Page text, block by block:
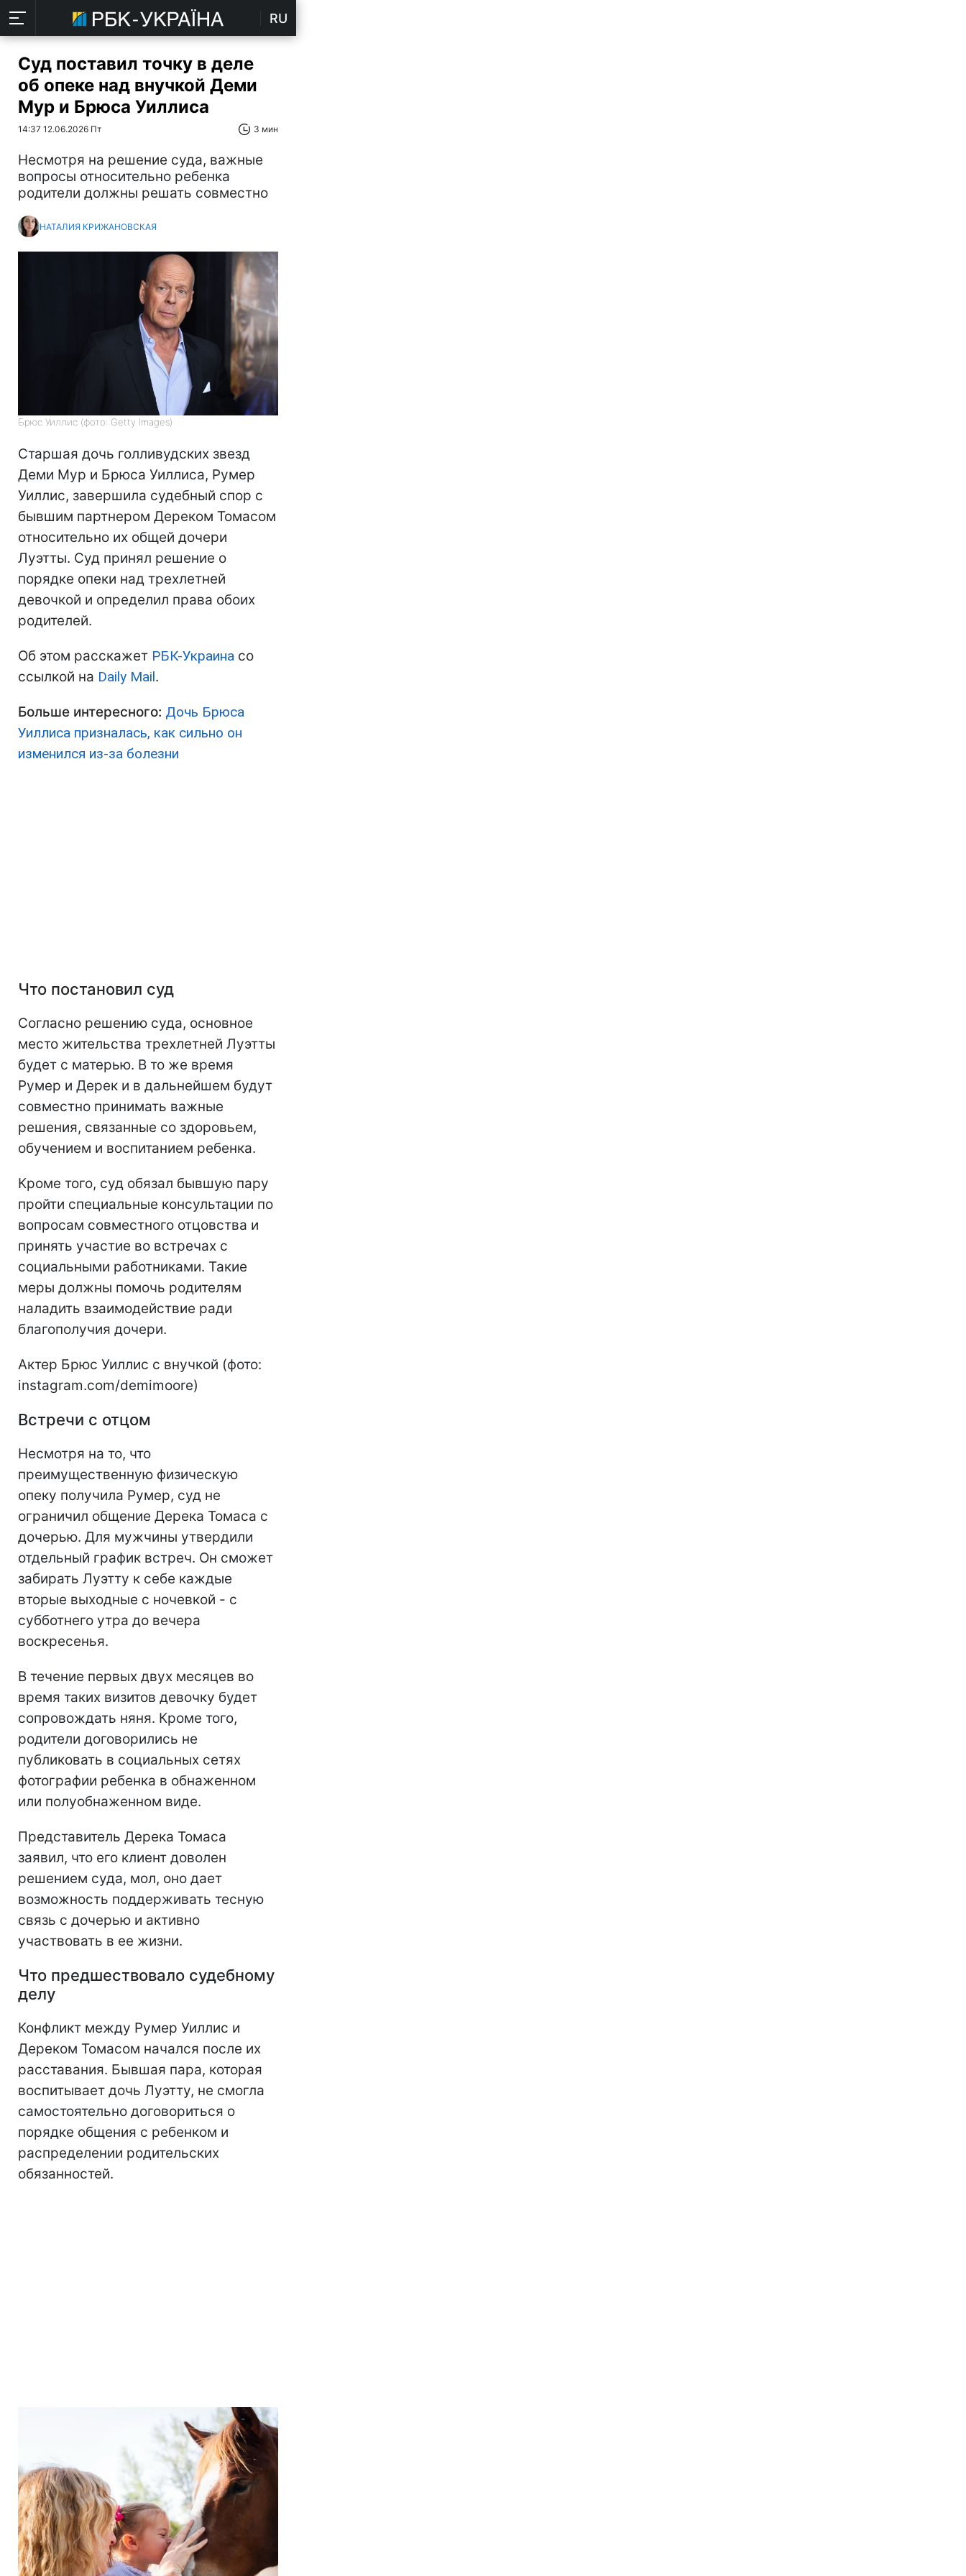
RU
Суд поставил точку в деле
об опеке над внучкой Деми
Мур и Брюса Уиллиса
14:37 12.06.2026 Пт 3 мин
Несмотря на решение суда, важные
вопросы относительно ребенка
родители должны решать совместно
НАТАЛИЯ КРИЖАНОВСКАЯ
Брюс Уиллис (фото: Getty Images)
Старшая дочь голливудских звезд
Деми Мур и Брюса Уиллиса, Румер
Уиллис, завершила судебный спор с
бывшим партнером Дереком Томасом
относительно их общей дочери
Луэтты. Суд принял решение о
порядке опеки над трехлетней
девочкой и определил права обоих
родителей.
Об этом расскажет РБК-Украина со
ссылкой на Daily Mail.
Больше интересного: Дочь Брюса
Уиллиса призналась, как сильно он
изменился из-за болезни
Что постановил суд
Согласно решению суда, основное
место жительства трехлетней Луэтты
будет с матерью. В то же время
Румер и Дерек и в дальнейшем будут
совместно принимать важные
решения, связанные со здоровьем,
обучением и воспитанием ребенка.
Кроме того, суд обязал бывшую пару
пройти специальные консультации по
вопросам совместного отцовства и
принять участие во встречах с
социальными работниками. Такие
меры должны помочь родителям
наладить взаимодействие ради
благополучия дочери.
Актер Брюс Уиллис с внучкой (фото:
instagram.com/demimoore)
Встречи с отцом
Несмотря на то, что
преимущественную физическую
опеку получила Румер, суд не
ограничил общение Дерека Томаса с
дочерью. Для мужчины утвердили
отдельный график встреч. Он сможет
забирать Луэтту к себе каждые
вторые выходные с ночевкой - с
субботнего утра до вечера
воскресенья.
В течение первых двух месяцев во
время таких визитов девочку будет
сопровождать няня. Кроме того,
родители договорились не
публиковать в социальных сетях
фотографии ребенка в обнаженном
или полуобнаженном виде.
Представитель Дерека Томаса
заявил, что его клиент доволен
решением суда, мол, оно дает
возможность поддерживать тесную
связь с дочерью и активно
участвовать в ее жизни.
Что предшествовало судебному
делу
Конфликт между Румер Уиллис и
Дереком Томасом начался после их
расставания. Бывшая пара, которая
воспитывает дочь Луэтту, не смогла
самостоятельно договориться о
порядке общения с ребенком и
распределении родительских
обязанностей.